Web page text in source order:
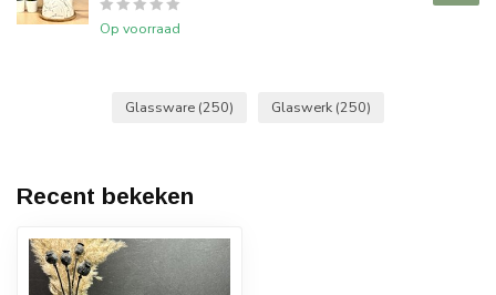
Op voorraad
Glassware (250) Glaswerk (250)
Recent bekeken